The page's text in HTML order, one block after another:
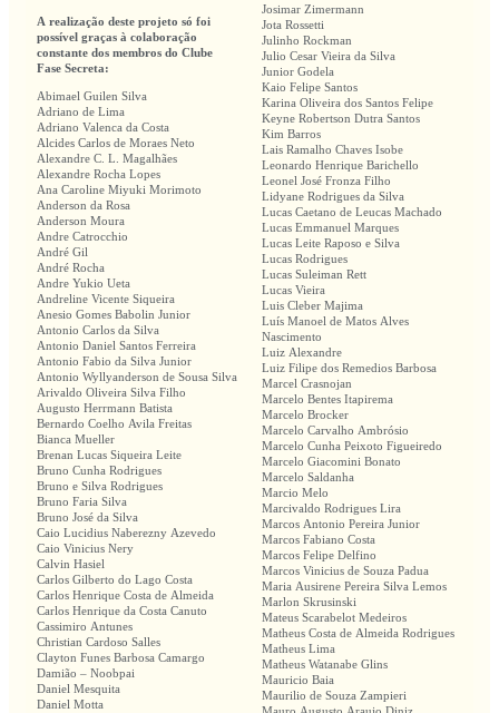
A realização deste projeto só foi
possível graças à colaboração
constante dos membros do Clube
Fase Secreta:
Abimael Guilen Silva
Adriano de Lima
Adriano Valenca da Costa
Alcides Carlos de Moraes Neto
Alexandre C. L. Magalhães
Alexandre Rocha Lopes
Ana Caroline Miyuki Morimoto
Anderson da Rosa
Anderson Moura
Andre Catrocchio
André Gil
André Rocha
Andre Yukio Ueta
Andreline Vicente Siqueira
Anesio Gomes Babolin Junior
Antonio Carlos da Silva
Antonio Daniel Santos Ferreira
Antonio Fabio da Silva Junior
Antonio Wyllyanderson de Sousa Silva
Arivaldo Oliveira Silva Filho
Augusto Herrmann Batista
Bernardo Coelho Avila Freitas
Bianca Mueller
Brenan Lucas Siqueira Leite
Bruno Cunha Rodrigues
Bruno e Silva Rodrigues
Bruno Faria Silva
Bruno José da Silva
Caio Lucidius Naberezny Azevedo
Caio Vinicius Nery
Calvin Hasiel
Carlos Gilberto do Lago Costa
Carlos Henrique Costa de Almeida
Carlos Henrique da Costa Canuto
Cassimiro Antunes
Christian Cardoso Salles
Clayton Funes Barbosa Camargo
Damião – Noobpai
Daniel Mesquita
Daniel Motta
Josimar Zimermann
Jota Rossetti
Julinho Rockman
Julio Cesar Vieira da Silva
Junior Godela
Kaio Felipe Santos
Karina Oliveira dos Santos Felipe
Keyne Robertson Dutra Santos
Kim Barros
Lais Ramalho Chaves Isobe
Leonardo Henrique Barichello
Leonel José Fronza Filho
Lidyane Rodrigues da Silva
Lucas Caetano de Leucas Machado
Lucas Emmanuel Marques
Lucas Leite Raposo e Silva
Lucas Rodrigues
Lucas Suleiman Rett
Lucas Vieira
Luis Cleber Majima
Luís Manoel de Matos Alves
Nascimento
Luiz Alexandre
Luiz Filipe dos Remedios Barbosa
Marcel Crasnojan
Marcelo Bentes Itapirema
Marcelo Brocker
Marcelo Carvalho Ambrósio
Marcelo Cunha Peixoto Figueiredo
Marcelo Giacomini Bonato
Marcelo Saldanha
Marcio Melo
Marcivaldo Rodrigues Lira
Marcos Antonio Pereira Junior
Marcos Fabiano Costa
Marcos Felipe Delfino
Marcos Vinicius de Souza Padua
Maria Ausirene Pereira Silva Lemos
Marlon Skrusinski
Mateus Scarabelot Medeiros
Matheus Costa de Almeida Rodrigues
Matheus Lima
Matheus Watanabe Glins
Mauricio Baia
Maurilio de Souza Zampieri